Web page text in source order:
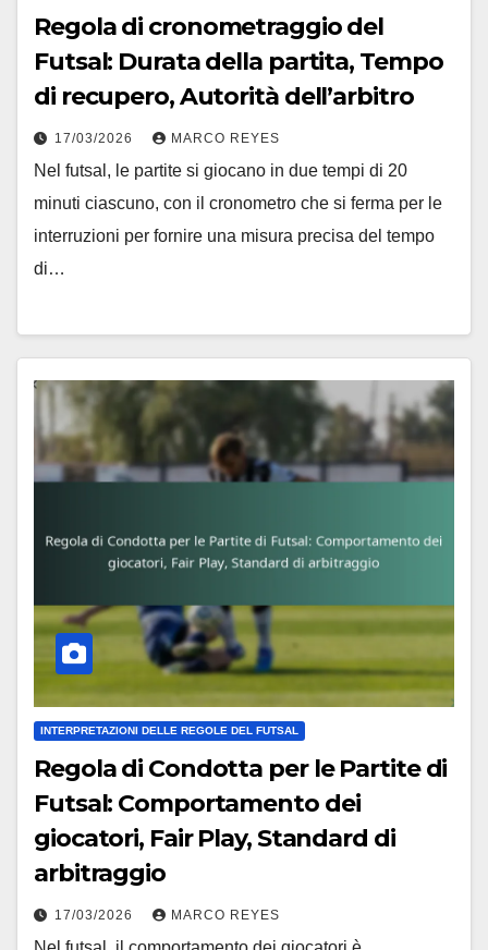
Regola di cronometraggio del
Futsal: Durata della partita, Tempo
di recupero, Autorità dell’arbitro
17/03/2026 MARCO REYES
Nel futsal, le partite si giocano in due tempi di 20
minuti ciascuno, con il cronometro che si ferma per le
interruzioni per fornire una misura precisa del tempo
di…
INTERPRETAZIONI DELLE REGOLE DEL FUTSAL
Regola di Condotta per le Partite di
Futsal: Comportamento dei
giocatori, Fair Play, Standard di
arbitraggio
17/03/2026 MARCO REYES